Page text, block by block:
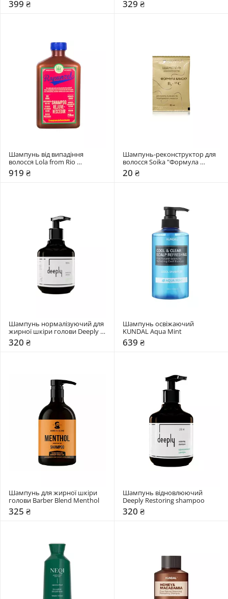
Heritage April Muguet
399 ₴ 329 ₴
Шампунь від випадіння
волосся Lola from Rio
RAPUNZEL REJUVENATING
919 ₴
Шампунь-реконструктор для
волосся Soika "Формула
блиску"
20 ₴
Шампунь нормалізуючий для
жирної шкіри голови Deeply
Normalizing
320 ₴
Шампунь освіжаючий
KUNDAL Aqua Mint
639 ₴
Шампунь для жирної шкіри
голови Barber Blend Menthol
325 ₴
Шампунь відновлюючий
Deeply Restoring shampoo
320 ₴